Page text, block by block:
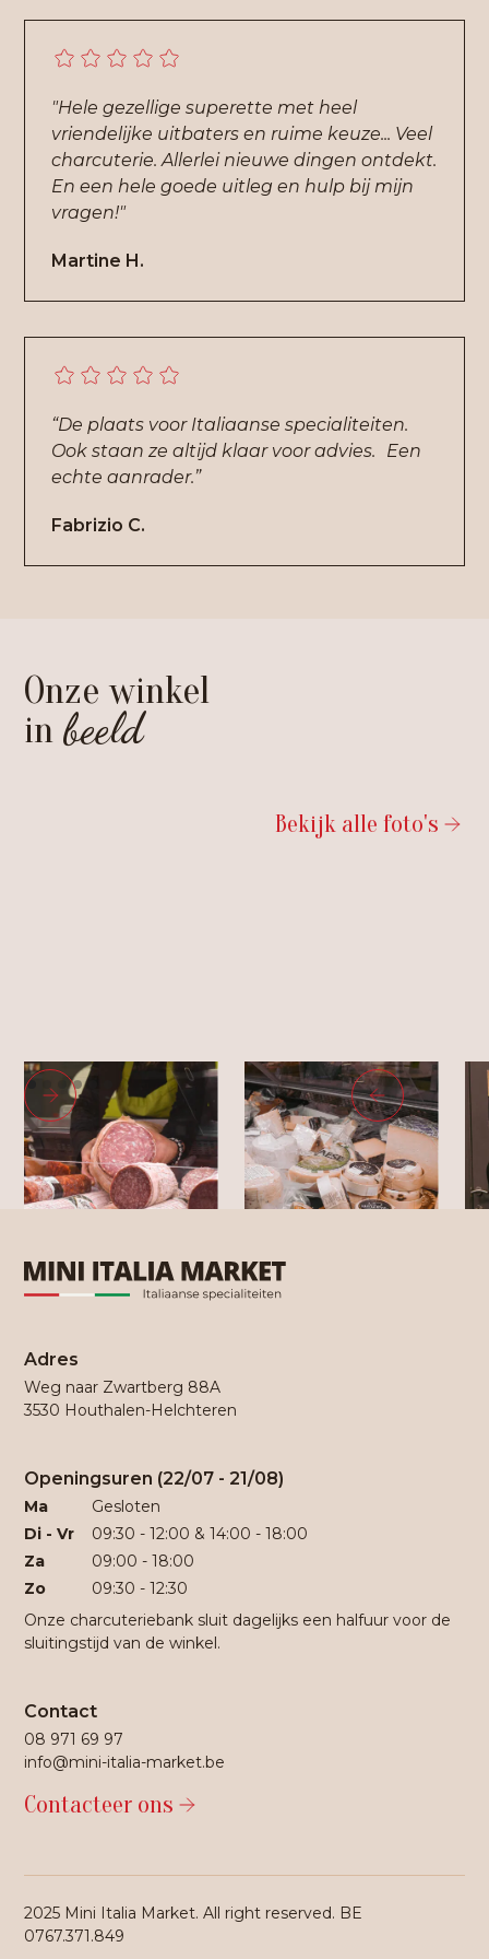
"Hele gezellige superette met heel
vriendelijke uitbaters en ruime keuze... Veel
charcuterie. Allerlei nieuwe dingen ontdekt.
En een hele goede uitleg en hulp bij mijn
vragen!"
Martine H.
“De plaats voor Italiaanse specialiteiten.
Ook staan ze altijd klaar voor advies. Een
echte aanrader.”
Fabrizio C.
Onze winkel
inbeeld
Bekijk alle foto's
Adres
Weg naar Zwartberg 88A
3530 Houthalen-Helchteren
Openingsuren (22/07 - 21/08)
Ma
Gesloten
Di - Vr
09:30 - 12:00 & 14:00 - 18:00
Za
09:00 - 18:00
Zo
09:30 - 12:30
Onze charcuteriebank sluit dagelijks een halfuur voor de
sluitingstijd van de winkel.
Contact
08 971 69 97
info@mini-italia-market.be
Contacteer ons
2025 Mini Italia Market. All right reserved. BE
0767.371.849